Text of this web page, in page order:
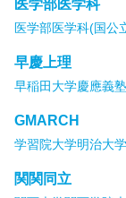
医学部医学科
医学部医学科(国公
早慶上理
早稲田大学慶應義
GMARCH
学習院大学明治大学
関関同立